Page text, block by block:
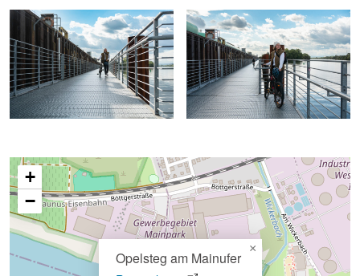
Opelsteg am Mainufer
×
+
−